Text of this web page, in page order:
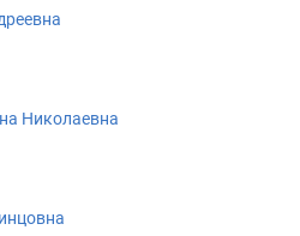
Николаевна